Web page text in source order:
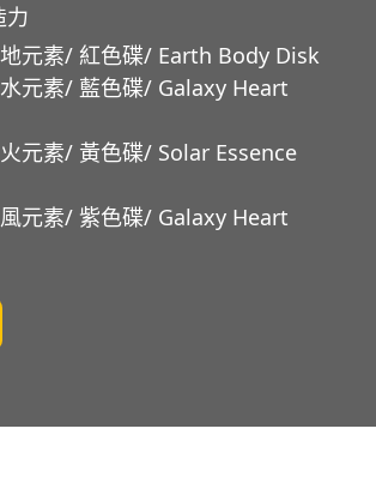
力
元素/ 紅色碟/ Earth Body Disk
元素/ 藍色碟/ Galaxy Heart
元素/ 黃色碟/ Solar Essence
元素/ 紫色碟/ Galaxy Heart